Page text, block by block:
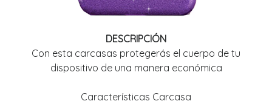
DESCRIPCIÓN
Con esta carcasas protegerás el cuerpo de tu
dispositivo de una manera económica
Características Carcasa